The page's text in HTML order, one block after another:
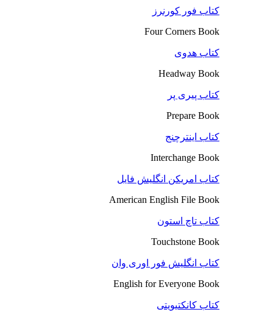
کتاب فور کورنرز
Four Corners Book
کتاب هدوی
Headway Book
کتاب پیری پر
Prepare Book
کتاب اینترچنج
Interchange Book
کتاب امریکن انگلیش فایل
American English File Book
کتاب تاچ استون
Touchstone Book
کتاب انگلیش فور اوری وان
English for Everyone Book
کتاب کانکتیویتی